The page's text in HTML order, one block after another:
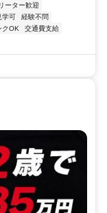
ーター歓迎
学可
経験不問
クOK
交通費支給